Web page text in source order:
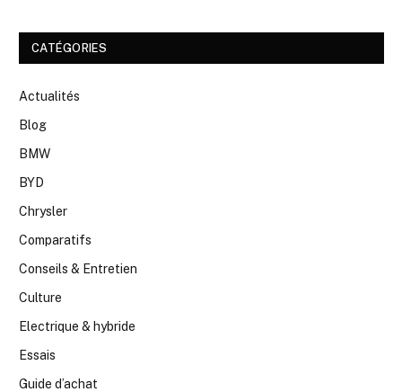
CATÉGORIES
Actualités
Blog
BMW
BYD
Chrysler
Comparatifs
Conseils & Entretien
Culture
Electrique & hybride
Essais
Guide d’achat